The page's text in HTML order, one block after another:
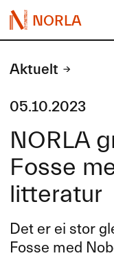
NORLA
Aktuelt
05.10.2023
NORLA
Fosse
litteratur
Det er ei stor
Fosse med